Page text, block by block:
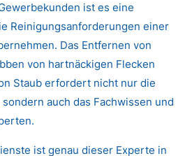
ist es eine
Reinigungsanforderungen einer
Das Entfernen von
von hartnäckigen Flecken
Staub erfordert nicht nur die
auch das Fachwissen und
ist genau dieser Experte in